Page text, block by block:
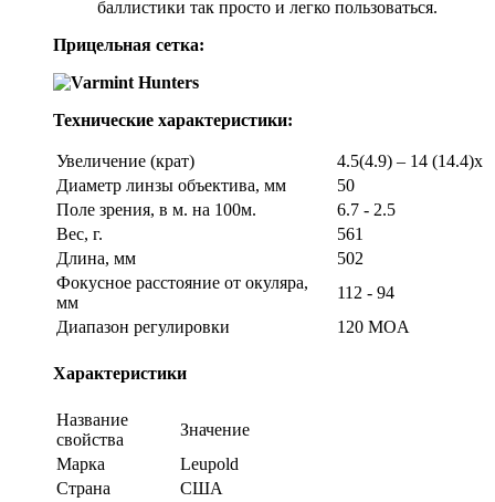
баллистики так просто и легко пользоваться.
Прицельная сетка:
Технические характеристики:
Увеличение (крат)
4.5(4.9) – 14 (14.4)x
Диаметр линзы объектива, мм
50
Поле зрения, в м. на 100м.
6.7 - 2.5
Вес, г.
561
Длина, мм
502
Фокусное расстояние от окуляра,
мм
112 - 94
Диапазон регулировки
120 MOA
Характеристики
Название
свойства
Значение
Марка
Leupold
Страна
США